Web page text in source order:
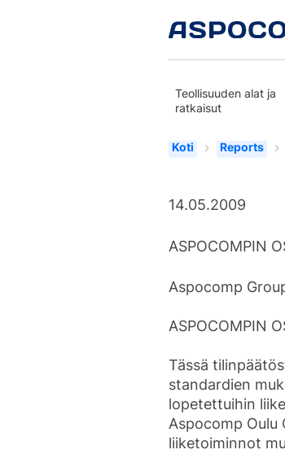
Teollisuuden alat ja
ratkaisut
Koti Reports
14.05.2009
ASPOCOMPIN
Aspocomp
ASPOCOMPIN
Tässä
standardien
lopetettuihin
Aspocomp Oulu
liiketoiminnot